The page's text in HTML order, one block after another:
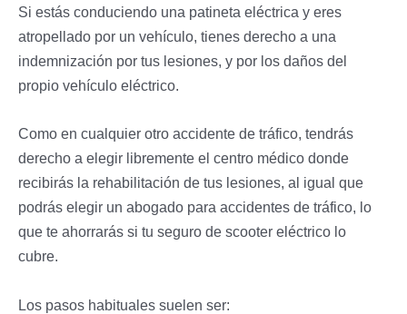
Si estás conduciendo una patineta eléctrica y eres
atropellado por un vehículo, tienes derecho a una
indemnización por tus lesiones, y por los daños del
propio vehículo eléctrico.
Como en cualquier otro accidente de tráfico, tendrás
derecho a elegir libremente el centro médico donde
recibirás la rehabilitación de tus lesiones, al igual que
podrás elegir un abogado para accidentes de tráfico, lo
que te ahorrarás si tu seguro de scooter eléctrico lo
cubre.
Los pasos habituales suelen ser: